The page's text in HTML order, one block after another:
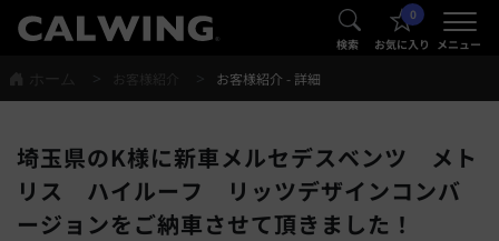
® 検索
0
お気に入り メニュー
®
お客様紹介 - 詳細
埼玉県のK様に新車メルセデスベンツ メト
リス ハイルーフ リッツデザインコンバ
ージョンをご納車させて頂きました！